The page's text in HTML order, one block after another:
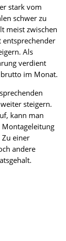
stark vom
schwer zu
meist zwischen
Als
verdient
im Monat.
steigern.
kann man
einer
andere